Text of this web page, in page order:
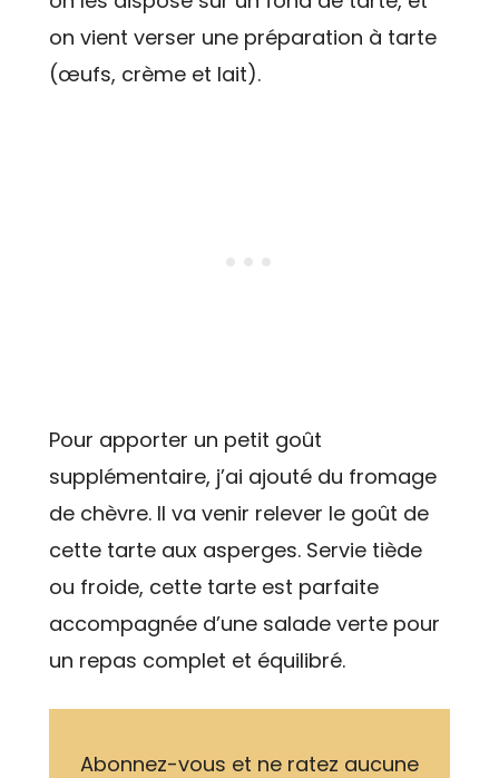
on vient verser une préparation à tarte
(œufs, crème et lait).
Pour apporter un petit goût
supplémentaire, j’ai ajouté du fromage
de chèvre. Il va venir relever le goût de
cette tarte aux asperges. Servie tiède
ou froide, cette tarte est parfaite
accompagnée d’une salade verte pour
un repas complet et équilibré.
Abonnez-vous et ne ratez aucune